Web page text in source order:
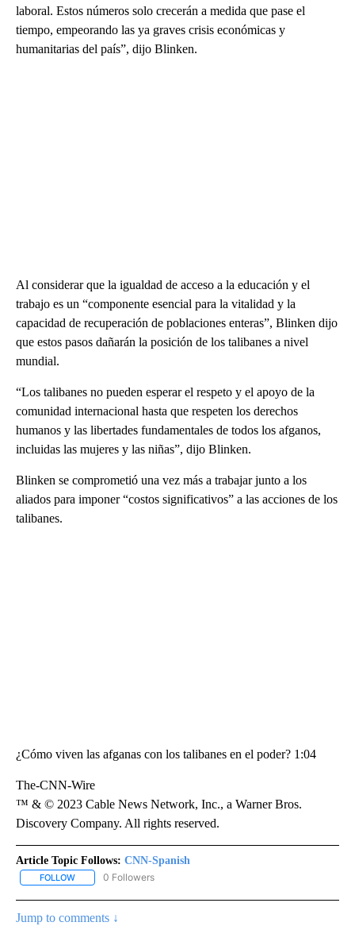
laboral. Estos números solo crecerán a medida que pase el
tiempo, empeorando las ya graves crisis económicas y
humanitarias del país”, dijo Blinken.
Al considerar que la igualdad de acceso a la educación y el
trabajo es un “componente esencial para la vitalidad y la
capacidad de recuperación de poblaciones enteras”, Blinken dijo
que estos pasos dañarán la posición de los talibanes a nivel
mundial.
“Los talibanes no pueden esperar el respeto y el apoyo de la
comunidad internacional hasta que respeten los derechos
humanos y las libertades fundamentales de todos los afganos,
incluidas las mujeres y las niñas”, dijo Blinken.
Blinken se comprometió una vez más a trabajar junto a los
aliados para imponer “costos significativos” a las acciones de los
talibanes.
¿Cómo viven las afganas con los talibanes en el poder? 1:04
The-CNN-Wire
™ & © 2023 Cable News Network, Inc., a Warner Bros.
Discovery Company. All rights reserved.
Article Topic Follows: CNN-Spanish
FOLLOW FOLLOW "CNN-SPANISH" TO RECEIVE NOTIFICATIONS ABOUT
0 Followers
Jump to comments ↓